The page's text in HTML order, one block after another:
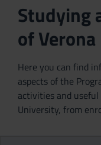
Studying
of Verona
Here you can find
aspects of the
activities and
University, from